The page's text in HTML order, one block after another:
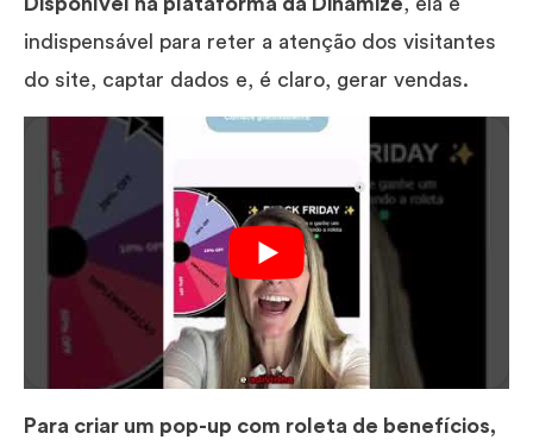
indispensável para reter a atenção dos visitantes
do site, captar dados e, é claro, gerar vendas.
Para criar um pop-up com roleta de benefícios,